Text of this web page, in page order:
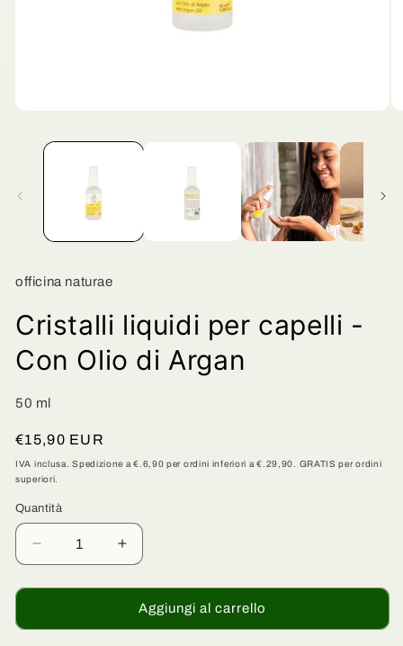
multimediali
modale
officina naturae
Cristalli liquidi per capelli -
Con Olio di Argan
50 ml
Prezzo
di
listino
€15,90 EUR
IVA inclusa. Spedizione a €.6,90 per ordini inferiori a €.29,90. GRATIS per ordini
superiori.
Quantità
Quantità
Diminuisci
quantità
per
liquidi
Aumenta
quantità
per
Cristalli
liquidi
Aggiungi al carrello